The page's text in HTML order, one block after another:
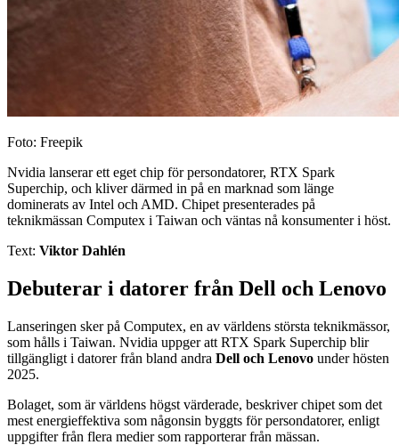
Foto: Freepik
Nvidia lanserar ett eget chip för persondatorer, RTX Spark
Superchip, och kliver därmed in på en marknad som länge
dominerats av Intel och AMD. Chipet presenterades på
teknikmässan Computex i Taiwan och väntas nå konsumenter i höst.
Text: Viktor Dahlén
Debuterar i datorer från Dell och Lenovo
Lanseringen sker på Computex, en av världens största teknikmässor,
som hålls i Taiwan. Nvidia uppger att RTX Spark Superchip blir
tillgängligt i datorer från bland andra Dell och Lenovo under hösten
2025.
Bolaget, som är världens högst värderade, beskriver chipet som det
mest energieffektiva som någonsin byggts för persondatorer, enligt
uppgifter från flera medier som rapporterar från mässan.